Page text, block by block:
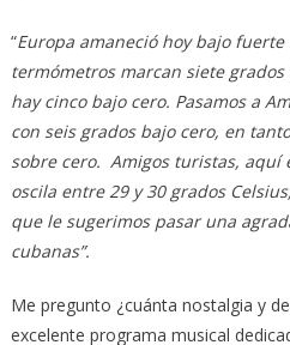
“Europa amaneció hoy bajo fuerte
termómetros marcan siete
hay cinco bajo cero. Pasamos a
con seis grados bajo cero, en
sobre cero. Amigos turistas, aquí
oscila entre 29 y 30 grados
que le sugerimos pasar una
cubanas”.
Me pregunto ¿cuánta nostalgia y
excelente programa musical